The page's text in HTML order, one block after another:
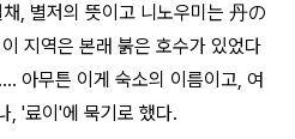
, 별저의 뜻이고 니노우미는 丹の
지역은 본래 붉은 호수가 있었다
아무튼 이게 숙소의 이름이고, 여
, '료이'에 묵기로 했다.